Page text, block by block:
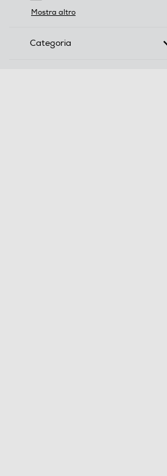
Filtra per Marca: BIG BEN
Mostra altro
Categoria